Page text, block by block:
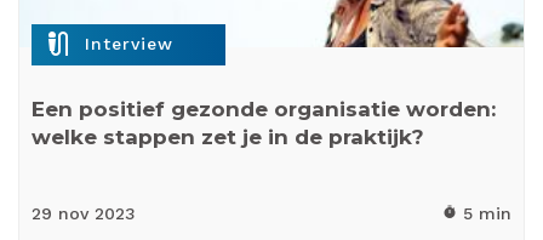
mic_external_on Interview
Een positief gezonde organisatie worden:
welke stappen zet je in de praktijk?
29 nov 2023 timer 5 min